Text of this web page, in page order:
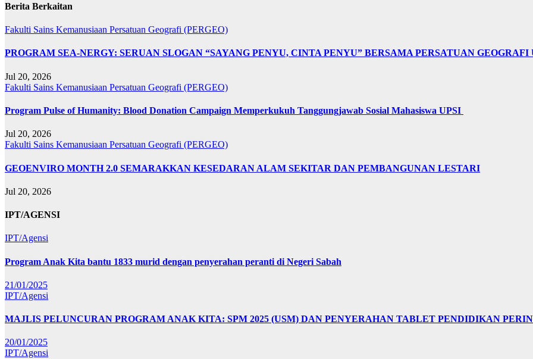
Berita Berkaitan
Fakulti Sains Kemanusiaan Persatuan Geografi (PERGEO)
PROGRAM SEA-NERGY: SERUAN SLOGAN “SAYANG PENYU, CINTA PENYU” BERSAMA PERSATUAN GEOGRAFI
Jul 20, 2026
Fakulti Sains Kemanusiaan Persatuan Geografi (PERGEO)
Program Pulse of Humanity: Blood Donation Campaign Memperkukuh Tanggungjawab Sosial Mahasiswa UPSI
Jul 20, 2026
Fakulti Sains Kemanusiaan Persatuan Geografi (PERGEO)
GEOENVIRO MONTH 2.0 SEMARAKKAN KESEDARAN ALAM SEKITAR DAN PEMBANGUNAN LESTARI
Jul 20, 2026
IPT/AGENSI
IPT/Agensi
Program Anak Kita bantu 1833 murid dengan penyerahan peranti di Negeri Sabah
21/01/2025
IPT/Agensi
MAJLIS PELUNCURAN PROGRAM ANAK KITA: SPM 2025 (USM) DAN PENYERAHAN TABLET PENDIDIKAN
20/01/2025
IPT/Agensi